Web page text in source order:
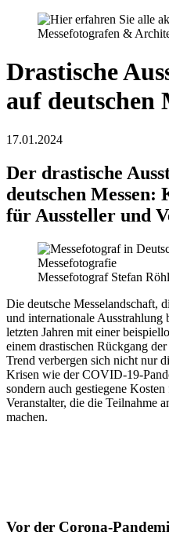
Drastische
auf deutschen
17.01.2024
Der drastische
deutschen Messen:
für Aussteller und
Messefotograf Stefan
Die deutsche Messelandschaft,
und internationale Ausstrahlung
letzten Jahren mit einer
einem drastischen Rückgang
Trend verbergen sich nicht nur
Krisen wie der COVID-19-
sondern auch gestiegene
Veranstalter, die die Teilnahme
machen.
Vor der Corona-